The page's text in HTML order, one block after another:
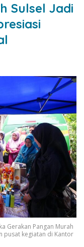
Sulsel Jadi
Gerakan Pangan Murah
pusat kegiatan di Kantor